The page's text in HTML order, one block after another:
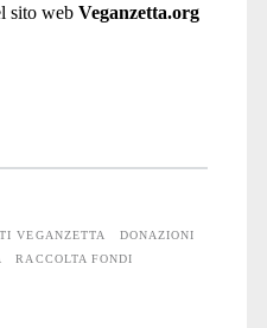
sito web Veganzetta.org
VEGANZETTA
DONAZIONI
RACCOLTA FONDI